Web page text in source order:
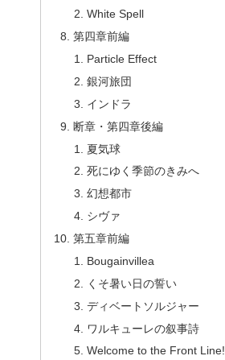
White Spell
第四章前編
Particle Effect
銀河旅団
インドラ
断章・第四章後編
夏気球
死にゆく季節のきみへ
幻想都市
シヴァ
第五章前編
Bougainvillea
くそ暑い日の誓い
ディベートソルジャー
ワルキューレの叙事詩
Welcome to the Front Line!